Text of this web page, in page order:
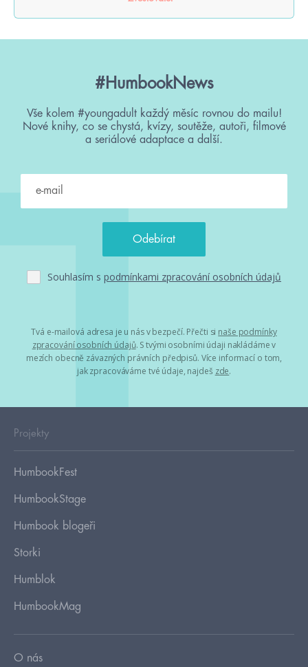
#HumbookNews
Vše kolem #youngadult každý měsíc rovnou do mailu!
Nové knihy, co se chystá, kvízy, soutěže, autoři, filmové
a seriálové adaptace a další.
Souhlasím s podmínkami zpracování osobních údajů
Tvá e-mailová adresa je u nás v bezpečí. Přečti si naše podmínky
zpracování osobních údajů. S tvými osobními údaji nakládáme v
mezích obecně závazných právních předpisů. Více informací o tom,
jak zpracováváme tvé údaje, najdeš zde.
Projekty
HumbookFest
HumbookStage
Humbook blogeři
Storki
Humblok
HumbookMag
O nás